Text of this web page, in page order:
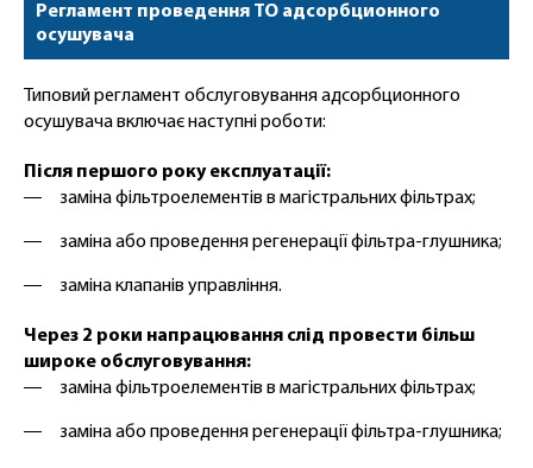
Регламент проведення ТО адсорбционного
осушувача
Типовий регламент обслуговування адсорбционного
осушувача включає наступні роботи:
Після першого року експлуатації:
заміна фільтроелементів в магістральних фільтрах;
заміна або проведення регенерації фільтра-глушника;
заміна клапанів управління.
Через 2 роки напрацювання слід провести більш
широке обслуговування:
заміна фільтроелементів в магістральних фільтрах;
заміна або проведення регенерації фільтра-глушника;